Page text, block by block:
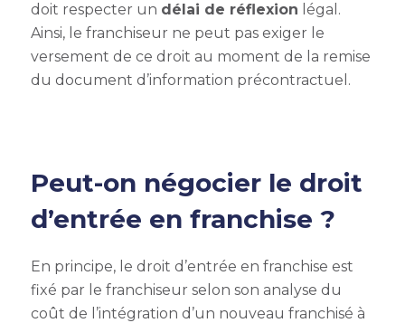
doit respecter un délai de réflexion légal.
Ainsi, le franchiseur ne peut pas exiger le
versement de ce droit au moment de la remise
du document d’information précontractuel.
Peut-on négocier le droit
d’entrée en franchise ?
En principe, le droit d’entrée en franchise est
fixé par le franchiseur selon son analyse du
coût de l’intégration d’un nouveau franchisé à